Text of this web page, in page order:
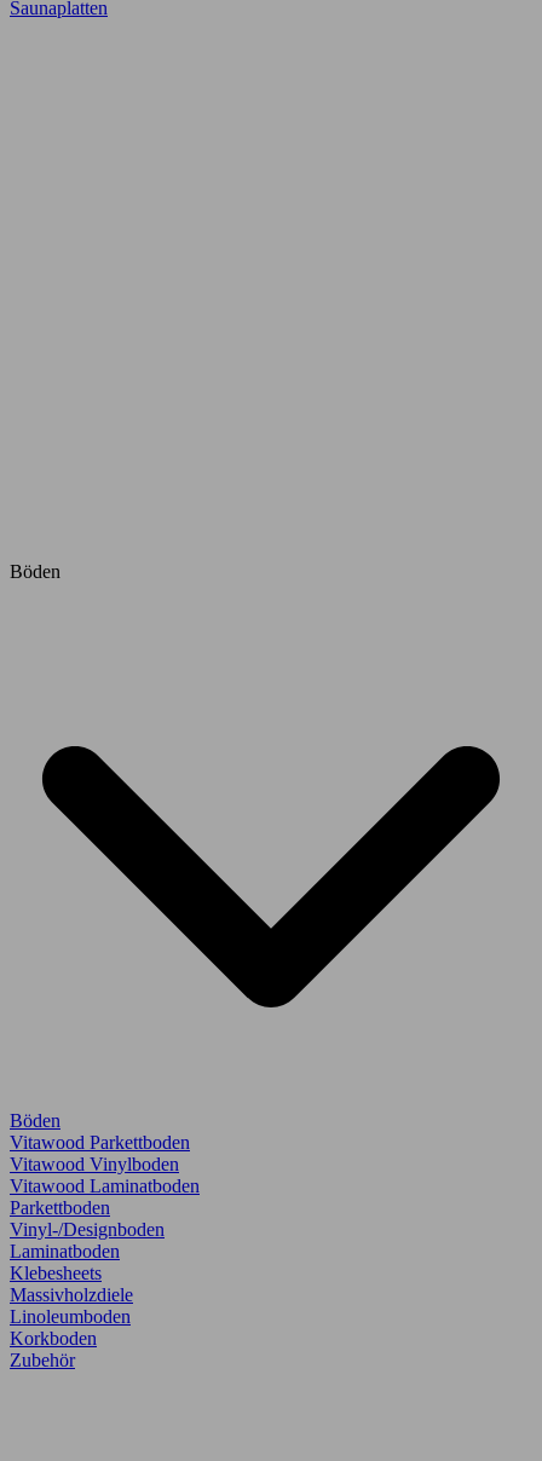
Saunaplatten
Böden
Böden
Vitawood Parkettboden
Vitawood Vinylboden
Vitawood Laminatboden
Parkettboden
Vinyl-/Designboden
Laminatboden
Klebesheets
Massivholzdiele
Linoleumboden
Korkboden
Zubehör